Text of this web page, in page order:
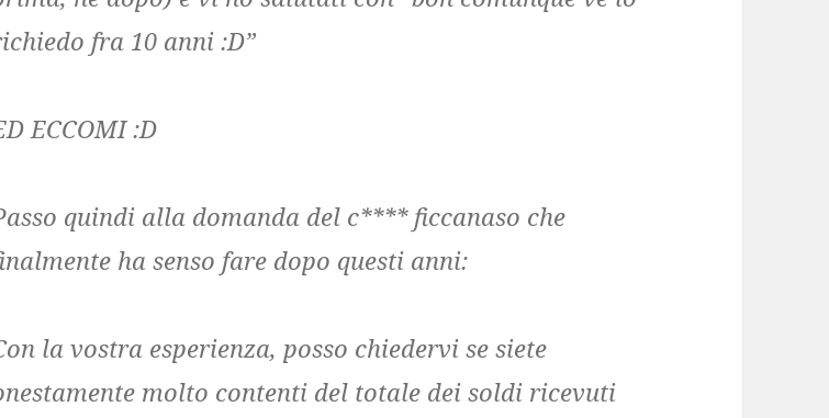
fra 10 anni :D”
ECCOMI :D
quindi alla domanda del c**** ficcanaso che
ha senso fare dopo questi anni:
la vostra esperienza, posso chiedervi se siete
molto contenti del totale dei soldi ricevuti